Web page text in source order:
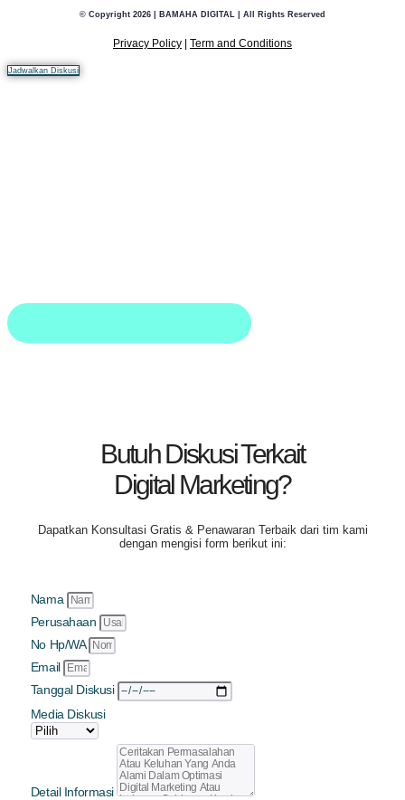
© Copyright 2026 | BAMAHA DIGITAL | All Rights Reserved
Privacy Policy | Term and Conditions
Jadwalkan Diskusi
Butuh Diskusi Terkait
Digital Marketing?
Dapatkan Konsultasi Gratis & Penawaran Terbaik dari tim kami
dengan mengisi form berikut ini:
Nama
Perusahaan
No Hp/WA
Email
Tanggal Diskusi
Media Diskusi
Detail Informasi